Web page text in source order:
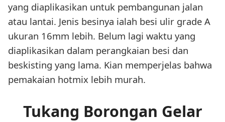
yang diaplikasikan untuk pembangunan jalan
atau lantai. Jenis besinya ialah besi ulir grade A
ukuran 16mm lebih. Belum lagi waktu yang
diaplikasikan dalam perangkaian besi dan
beskisting yang lama. Kian memperjelas bahwa
pemakaian hotmix lebih murah.
Tukang Borongan Gelar